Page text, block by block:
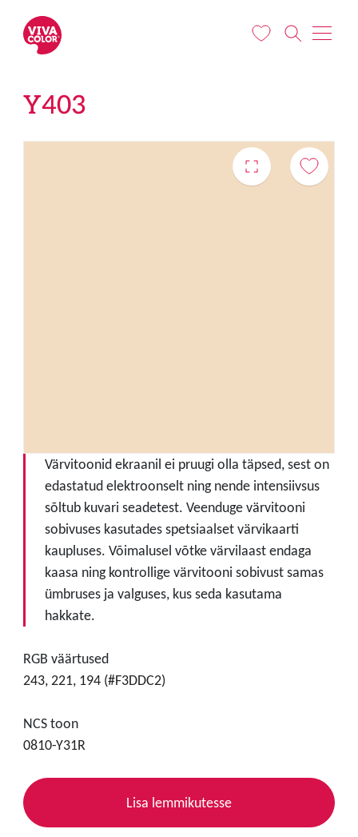
Y403
Värvitoonid ekraanil ei pruugi olla täpsed, sest on
edastatud elektroonselt ning nende intensiivsus
sõltub kuvari seadetest. Veenduge värvitooni
sobivuses kasutades spetsiaalset värvikaarti
kaupluses. Võimalusel võtke värvilaast endaga
kaasa ning kontrollige värvitooni sobivust samas
ümbruses ja valguses, kus seda kasutama
hakkate.
RGB väärtused
243, 221, 194 (#F3DDC2)
NCS toon
0810-Y31R
Lisa lemmikutesse